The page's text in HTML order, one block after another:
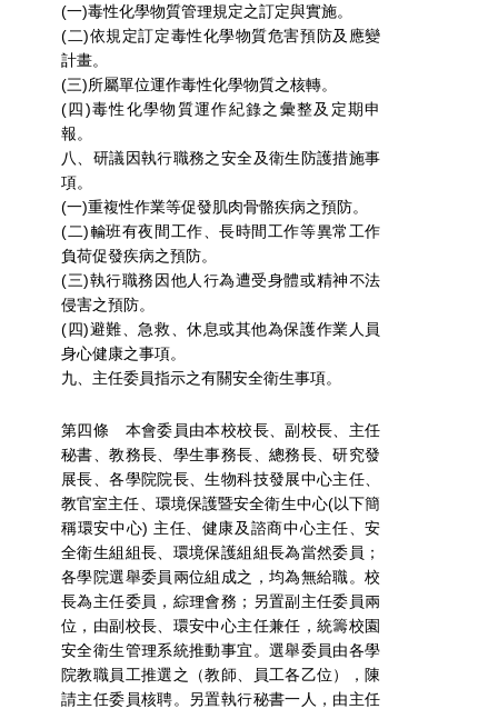
(一)毒性化學物質管理規定之訂定與實施。
(二)依規定訂定毒性化學物質危害預防及應變
計畫。
(三)所屬單位運作毒性化學物質之核轉。
(四)毒性化學物質運作紀錄之彙整及定期申
報。
八、研議因執行職務之安全及衛生防護措施事
項。
(一)重複性作業等促發肌肉骨骼疾病之預防。
(二)輪班有夜間工作、長時間工作等異常工作
負荷促發疾病之預防。
(三)執行職務因他人行為遭受身體或精神不法
侵害之預防。
(四)避難、急救、休息或其他為保護作業人員
身心健康之事項。
九、主任委員指示之有關安全衛生事項。
第四條 本會委員由本校校長、副校長、主任
秘書、教務長、學生事務長、總務長、研究發
展長、各學院院長、生物科技發展中心主任、
教官室主任、環境保護暨安全衛生中心(以下簡
稱環安中心) 主任、健康及諮商中心主任、安
全衛生組組長、環境保護組組長為當然委員；
各學院選舉委員兩位組成之，均為無給職。校
長為主任委員，綜理會務；另置副主任委員兩
位，由副校長、環安中心主任兼任，統籌校園
安全衛生管理系統推動事宜。選舉委員由各學
院教職員工推選之（教師、員工各乙位），陳
請主任委員核聘。另置執行秘書一人，由主任